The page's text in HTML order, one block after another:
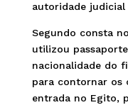
autoridade judicial
Segundo consta
utilizou
nacionalidade do
para contornar os
entrada no Egito,